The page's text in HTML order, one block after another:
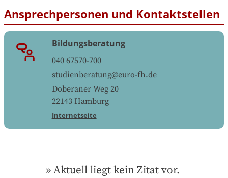
Ansprechpersonen und Kontaktstellen
Bildungsberatung
040 67570-700
studienberatung@euro-fh.de
Doberaner Weg 20
22143 Hamburg
Internetseite
Aktuell liegt kein Zitat vor.